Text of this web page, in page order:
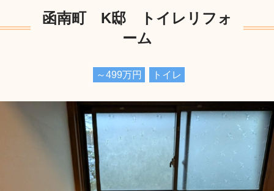
函南町 K邸 トイレリフォ
ーム
～499万円 トイレ